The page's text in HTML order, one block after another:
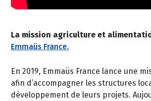
La mission agriculture et
Emmaüs France.
En 2019, Emmaüs France lance une
afin d’accompagner les structures
développement de leurs projets.